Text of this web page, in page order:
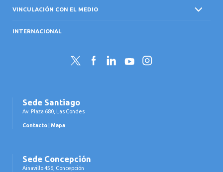
VINCULACIÓN CON EL MEDIO
INTERNACIONAL
Twitter FacebookLinkedInYouTubeInstagram
Sede Santiago
Av. Plaza 680, Las Condes
Contacto Mapa
Sede Concepción
Ainavillo 456, Concepción